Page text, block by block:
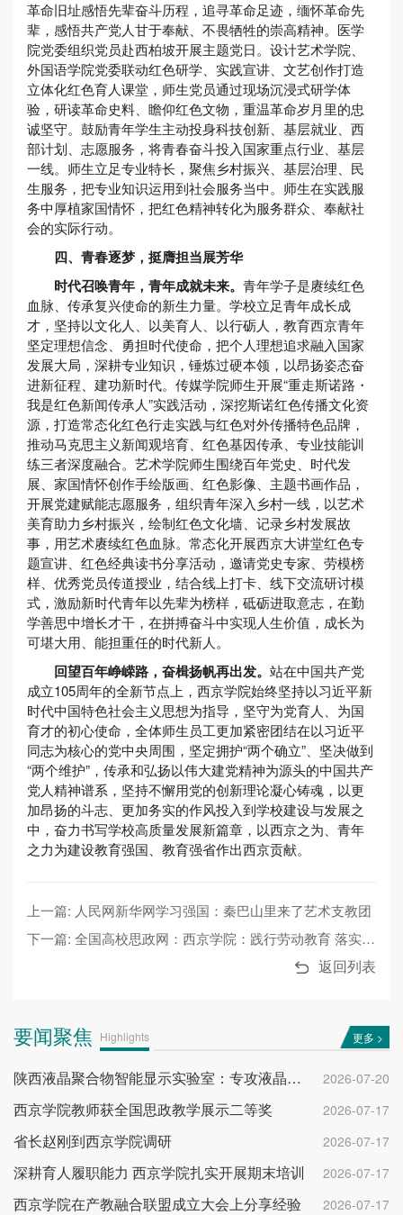
革命旧址感悟先辈奋斗历程，追寻革命足迹，缅怀革命先
辈，感悟共产党人甘于奉献、不畏牺牲的崇高精神。医学
院党委组织党员赴西柏坡开展主题党日。设计艺术学院、
外国语学院党委联动红色研学、实践宣讲、文艺创作打造
立体化红色育人课堂，师生党员通过现场沉浸式研学体
验，研读革命史料、瞻仰红色文物，重温革命岁月里的忠
诚坚守。鼓励青年学生主动投身科技创新、基层就业、西
部计划、志愿服务，将青春奋斗投入国家重点行业、基层
一线。师生立足专业特长，聚焦乡村振兴、基层治理、民
生服务，把专业知识运用到社会服务当中。师生在实践服
务中厚植家国情怀，把红色精神转化为服务群众、奉献社
会的实际行动。
四、青春逐梦，挺膺担当展芳华
时代召唤青年，青年成就未来。 青年学子是赓续红色
血脉、传承复兴使命的新生力量。学校立足青年成长成
才，坚持以文化人、以美育人、以行砺人，教育西京青年
坚定理想信念、勇担时代使命，把个人理想追求融入国家
发展大局，深耕专业知识，锤炼过硬本领，以昂扬姿态奋
进新征程、建功新时代。传媒学院师生开展“重走斯诺路・
我是红色新闻传承人”实践活动，深挖斯诺红色传播文化资
源，打造常态化红色行走实践与红色对外传播特色品牌，
推动马克思主义新闻观培育、红色基因传承、专业技能训
练三者深度融合。艺术学院师生围绕百年党史、时代发
展、家国情怀创作手绘版画、红色影像、主题书画作品，
开展党建赋能志愿服务，组织青年深入乡村一线，以艺术
美育助力乡村振兴，绘制红色文化墙、记录乡村发展故
事，用艺术赓续红色血脉。常态化开展西京大讲堂红色专
题宣讲、红色经典读书分享活动，邀请党史专家、劳模榜
样、优秀党员传道授业，结合线上打卡、线下交流研讨模
式，激励新时代青年以先辈为榜样，砥砺进取意志，在勤
学善思中增长才干，在拼搏奋斗中实现人生价值，成长为
可堪大用、能担重任的时代新人。
回望百年峥嵘路，奋楫扬帆再出发。 站在中国共产党
成立105周年的全新节点上，西京学院始终坚持以习近平新
时代中国特色社会主义思想为指导，坚守为党育人、为国
育才的初心使命，全体师生员工更加紧密团结在以习近平
同志为核心的党中央周围，坚定拥护“两个确立”、坚决做到
“两个维护”，传承和弘扬以伟大建党精神为源头的中国共产
党人精神谱系，坚持不懈用党的创新理论凝心铸魂，以更
加昂扬的斗志、更加务实的作风投入到学校建设与发展之
中，奋力书写学校高质量发展新篇章，以西京之为、青年
之力为建设教育强国、教育强省作出西京贡献。
上一篇: 人民网新华网学习强国：秦巴山里来了艺术支教团
下一篇: 全国高校思政网：西京学院：践行劳动教育 落实立德树人
返回列表
要闻聚焦 Highlights 更多 >
陕西液晶聚合物智能显示实验室：专攻液晶调光赛道 2026-07-20
西京学院教师获全国思政教学展示二等奖 2026-07-17
省长赵刚到西京学院调研 2026-07-17
深耕育人履职能力 西京学院扎实开展期末培训 2026-07-17
西京学院在产教融合联盟成立大会上分享经验 2026-07-17